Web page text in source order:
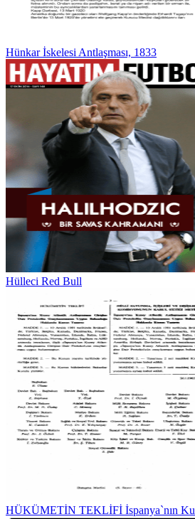
Hünkar İskelesi Antlaşması, 1833
Hülleci Red Bull
HÜKÜMETİN TEKLİFİ İspanya`nın